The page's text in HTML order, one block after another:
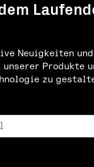
Neuigkeiten
unserer Produkte
zu